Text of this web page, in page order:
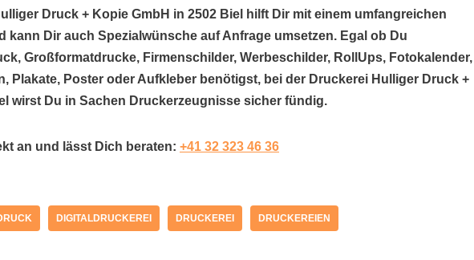
Druck + Kopie GmbH in 2502 Biel hilft Dir mit einem umfangreichen
kann Dir auch Spezialwünsche auf Anfrage umsetzen. Egal ob Du
Großformatdrucke, Firmenschilder, Werbeschilder, RollUps, Fotokalender,
Plakate, Poster oder Aufkleber benötigst, bei der Druckerei Hulliger Druck +
wirst Du in Sachen Druckerzeugnisse sicher fündig.
an und lässt Dich beraten: +41 32 323 46 36
DIGITALDRUCKEREI DRUCKEREI DRUCKEREIEN